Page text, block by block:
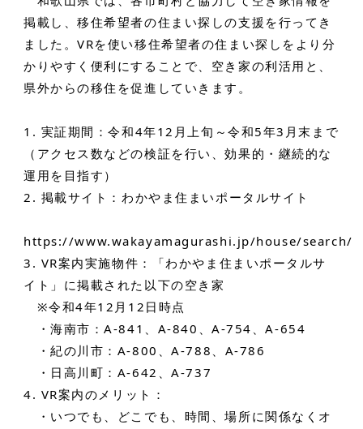
掲載し、移住希望者の住まい探しの支援を行ってき
ました。VRを使い移住希望者の住まい探しをより分
かりやすく便利にすることで、空き家の利活用と、
県外からの移住を促進していきます。
1. 実証期間：令和4年12月上旬～令和5年3月末まで
（アクセス数などの検証を行い、効果的・継続的な
運用を目指す）
2. 掲載サイト：わかやま住まいポータルサイト
https://www.wakayamagurashi.jp/house/search/
3. VR案内実施物件：「わかやま住まいポータルサ
イト」に掲載された以下の空き家
※令和4年12月12日時点
・海南市：A-841、A-840、A-754、A-654
・紀の川市：A-800、A-788、A-786
・日高川町：A-642、A-737
4. VR案内のメリット：
・いつでも、どこでも、時間、場所に関係なくオ